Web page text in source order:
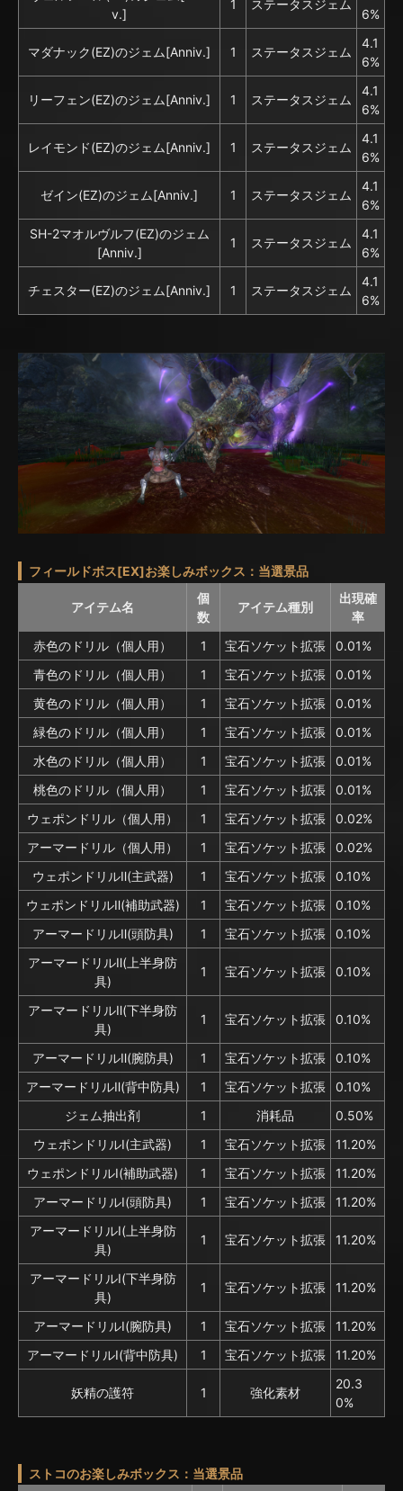
v.]
1 ステータスジェム
6%
マダナック(EZ)のジェム[Anniv.] 1 ステータスジェム
4.1
6%
リーフェン(EZ)のジェム[Anniv.] 1 ステータスジェム
4.1
6%
レイモンド(EZ)のジェム[Anniv.] 1 ステータスジェム
4.1
6%
ゼイン(EZ)のジェム[Anniv.] 1 ステータスジェム
4.1
6%
SH-2マオルヴルフ(EZ)のジェム
[Anniv.]
1 ステータスジェム
4.1
6%
チェスター(EZ)のジェム[Anniv.] 1 ステータスジェム
4.1
6%
フィールドボス[EX]お楽しみボックス：当選景品
アイテム名
個
数
アイテム種別
出現確
率
赤色のドリル（個人用）
1 宝石ソケット拡張
0.01%
青色のドリル（個人用）
1 宝石ソケット拡張
0.01%
黄色のドリル（個人用）
1 宝石ソケット拡張
0.01%
緑色のドリル（個人用）
1 宝石ソケット拡張
0.01%
水色のドリル（個人用）
1 宝石ソケット拡張
0.01%
桃色のドリル（個人用）
1 宝石ソケット拡張
0.01%
ウェポンドリル（個人用）
1 宝石ソケット拡張
0.02%
アーマードリル（個人用）
1 宝石ソケット拡張
0.02%
ウェポンドリルⅡ(主武器)
1 宝石ソケット拡張
0.10%
ウェポンドリルⅡ(補助武器)
1 宝石ソケット拡張
0.10%
アーマードリルⅡ(頭防具)
1 宝石ソケット拡張
0.10%
アーマードリルⅡ(上半身防
具)
1 宝石ソケット拡張 0.10%
アーマードリルⅡ(下半身防
具)
1 宝石ソケット拡張 0.10%
アーマードリルⅡ(腕防具) 1 宝石ソケット拡張
0.10%
アーマードリルⅡ(背中防具)
1 宝石ソケット拡張
0.10%
ジェム抽出剤
1 消耗品
0.50%
ウェポンドリルⅠ(主武器)
1 宝石ソケット拡張
11.20%
ウェポンドリルⅠ(補助武器)
1 宝石ソケット拡張
11.20%
アーマードリルⅠ(頭防具)
1 宝石ソケット拡張
11.20%
アーマードリルⅠ(上半身防
具)
1 宝石ソケット拡張 11.20%
アーマードリルⅠ(下半身防
具)
1 宝石ソケット拡張 11.20%
アーマードリルⅠ(腕防具) 1 宝石ソケット拡張
11.20%
アーマードリルⅠ(背中防具)
1 宝石ソケット拡張 11.20%
妖精の護符 1 強化素材
20.3
0%
ストコのお楽しみボックス：当選景品